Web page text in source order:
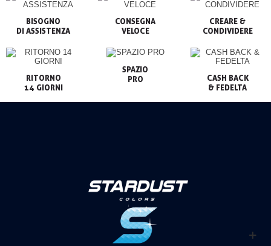
BISOGNO
CONSEGNA
VELOCE
CREARE &
CONDIVIDERE
RITORNO
14 GIORNI
SPAZIO
PRO
CASH BACK
& FEDELTA